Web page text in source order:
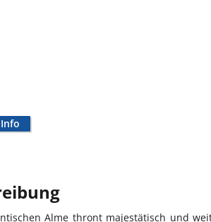
Info
Alme thront majestätisch und